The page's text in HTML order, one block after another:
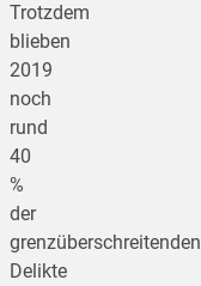
Trotzdem
blieben
2019
noch
rund
40
%
der
grenzüberschreitenden
Delikte